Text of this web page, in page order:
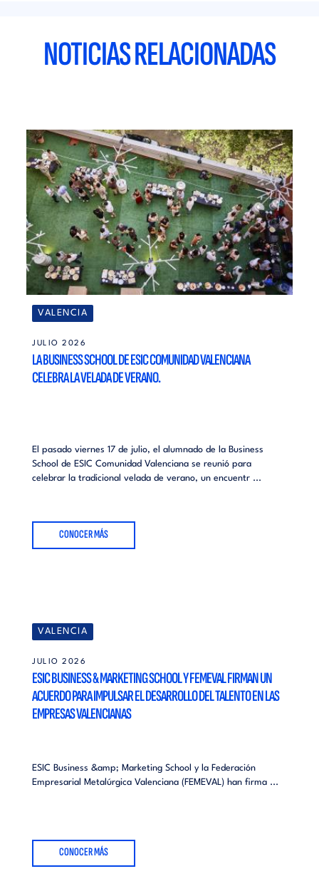
NOTICIAS RELACIONADAS
VALENCIA
JULIO 2026
LA BUSINESS SCHOOL DE ESIC COMUNIDAD VALENCIANA
CELEBRA LA VELADA DE VERANO.
El pasado viernes 17 de julio, el alumnado de la Business
School de ESIC Comunidad Valenciana se reunió para
celebrar la tradicional velada de verano, un encuentr ...
CONOCER MÁS
VALENCIA
JULIO 2026
ESIC BUSINESS & MARKETING SCHOOL Y FEMEVAL FIRMAN UN
ACUERDO PARA IMPULSAR EL DESARROLLO DEL TALENTO EN LAS
EMPRESAS VALENCIANAS
ESIC Business &amp; Marketing School y la Federación
Empresarial Metalúrgica Valenciana (FEMEVAL) han firma ...
CONOCER MÁS